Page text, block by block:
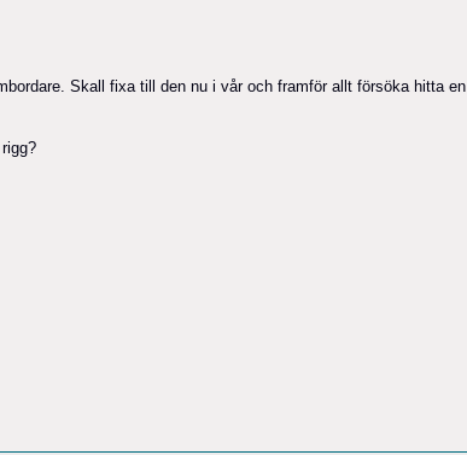
Skall fixa till den nu i vår och framför allt försöka hitta en